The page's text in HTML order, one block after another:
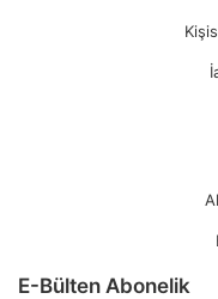
E-Bülten Abonelik